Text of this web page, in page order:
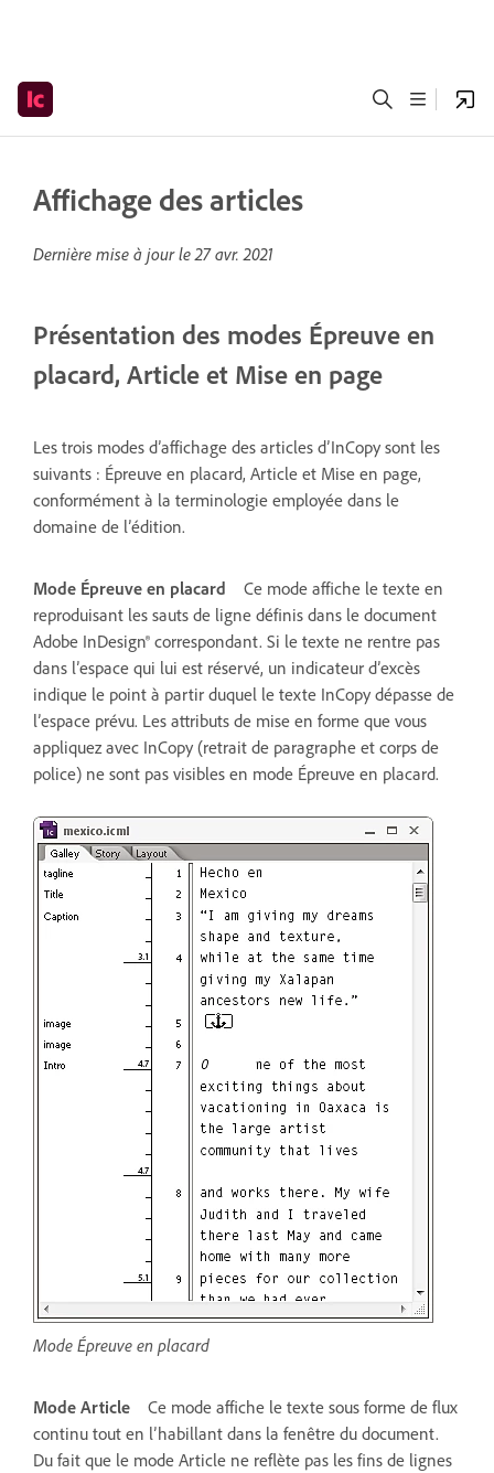
Affichage des articles
Dernière mise à jour le27 avr. 2021
Présentation des modes Épreuve en
placard, Article et Mise en page
Les trois modes d’affichage des articles d’InCopy sont les
suivants : Épreuve en placard, Article et Mise en page,
conformément à la terminologie employée dans le
domaine de l’édition.
Mode Épreuve en placard
Ce mode affiche le texte en
reproduisant les sauts de ligne définis dans le document
Adobe InDesign® correspondant. Si le texte ne rentre pas
dans l’espace qui lui est réservé, un indicateur d’excès
indique le point à partir duquel le texte InCopy dépasse de
l’espace prévu. Les attributs de mise en forme que vous
appliquez avec InCopy (retrait de paragraphe et corps de
police) ne sont pas visibles en mode Épreuve en placard.
Mode Épreuve en placard
Mode Article
Ce mode affiche le texte sous forme de flux
continu tout en l’habillant dans la fenêtre du document.
Du fait que le mode Article ne reflète pas les fins de lignes